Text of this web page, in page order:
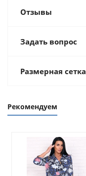
Отзывы
Задать вопрос
Размерная сетка
Рекомендуем